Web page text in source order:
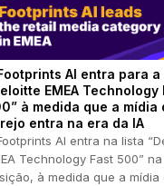
AI entra para a
EMEA Technology
à medida que a mídia
entra na era da IA
AI entra na lista
Technology Fast 500” na
à medida que a mídia